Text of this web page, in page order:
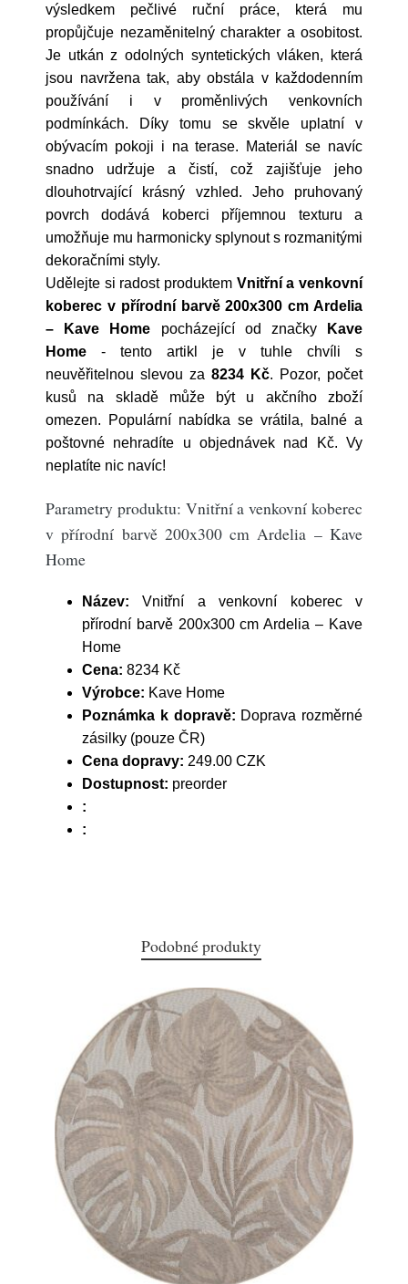
výsledkem pečlivé ruční práce, která mu
propůjčuje nezaměnitelný charakter a osobitost.
Je utkán z odolných syntetických vláken, která
jsou navržena tak, aby obstála v každodenním
používání i v proměnlivých venkovních
podmínkách. Díky tomu se skvěle uplatní v
obývacím pokoji i na terase. Materiál se navíc
snadno udržuje a čistí, což zajišťuje jeho
dlouhotrvající krásný vzhled. Jeho pruhovaný
povrch dodává koberci příjemnou texturu a
umožňuje mu harmonicky splynout s rozmanitými
dekoračními styly.
Udělejte si radost produktem Vnitřní a venkovní
koberec v přírodní barvě 200x300 cm Ardelia
– Kave Home pocházející od značky
Kave
Home - tento artikl je v tuhle chvíli s
neuvěřitelnou slevou za 8234 Kč. Pozor, počet
kusů na skladě může být u akčního zboží
omezen. Populární nabídka se vrátila, balné a
poštovné nehradíte u objednávek nad Kč. Vy
neplatíte nic navíc!
Parametry produktu: Vnitřní a venkovní koberec
v přírodní barvě 200x300 cm Ardelia – Kave
Home
Název: Vnitřní a venkovní koberec v
přírodní barvě 200x300 cm Ardelia – Kave
Home
Cena: 8234 Kč
Výrobce: Kave Home
Poznámka k dopravě: Doprava rozměrné
zásilky (pouze ČR)
Cena dopravy: 249.00 CZK
Dostupnost: preorder
:
:
Podobné produkty